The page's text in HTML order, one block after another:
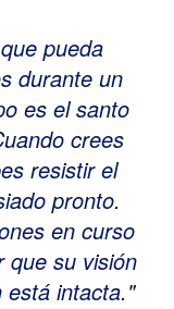
pueda
durante un
es el santo
crees
resistir el
pronto.
en curso
que su visión
intacta.